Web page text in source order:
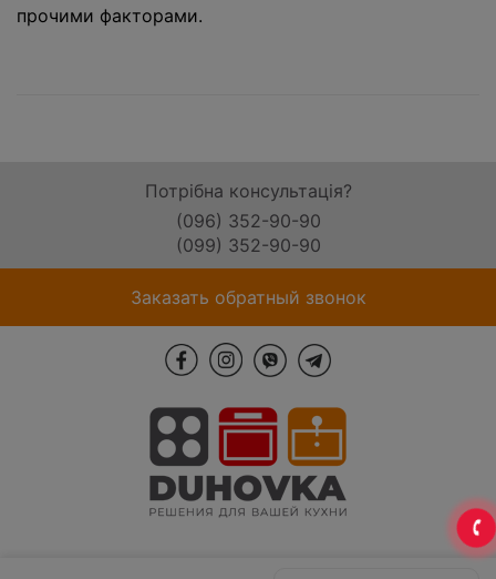
прочими факторами.
Потрібна консультація?
(096) 352-90-90
(099) 352-90-90
Заказать обратный звонок